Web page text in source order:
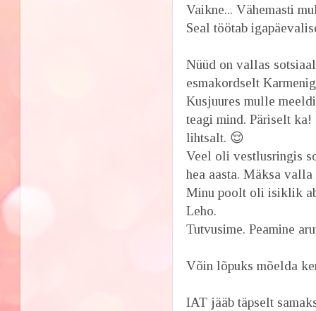
Vaikne... Vähemasti
Seal töötab
Nüüd on vallas
esmakordselt
Kusjuures mulle
teagi mind. Päriselt ka!
lihtsalt. 😌
Veel oli vestlusringis
hea aasta. Mäksa valla
Minu poolt oli isiklik
Leho.
Tutvusime. Peamine
Võin lõpuks mõelda
IAT jääb täpselt